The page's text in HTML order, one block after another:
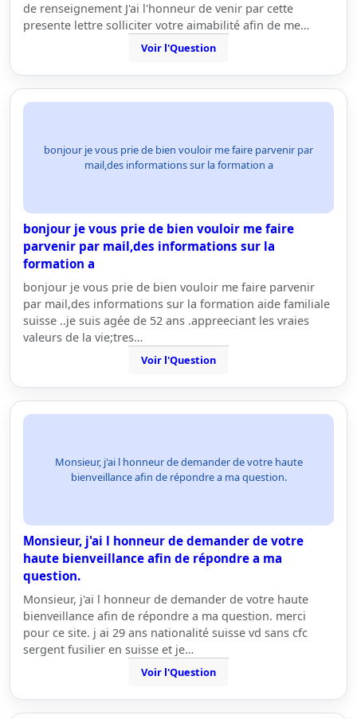
de renseignement J'ai l'honneur de venir par cette
presente lettre solliciter votre aimabilité afin de me…
Voir l'Question
bonjour je vous prie de bien vouloir me faire parvenir par
mail,des informations sur la formation a
bonjour je vous prie de bien vouloir me faire
parvenir par mail,des informations sur la
formation a
bonjour je vous prie de bien vouloir me faire parvenir
par mail,des informations sur la formation aide familiale
suisse ..je suis agée de 52 ans .appreeciant les vraies
valeurs de la vie;tres…
Voir l'Question
Monsieur, j'ai l honneur de demander de votre haute
bienveillance afin de répondre a ma question.
Monsieur, j'ai l honneur de demander de votre
haute bienveillance afin de répondre a ma
question.
Monsieur, j'ai l honneur de demander de votre haute
bienveillance afin de répondre a ma question. merci
pour ce site. j ai 29 ans nationalité suisse vd sans cfc
sergent fusilier en suisse et je…
Voir l'Question